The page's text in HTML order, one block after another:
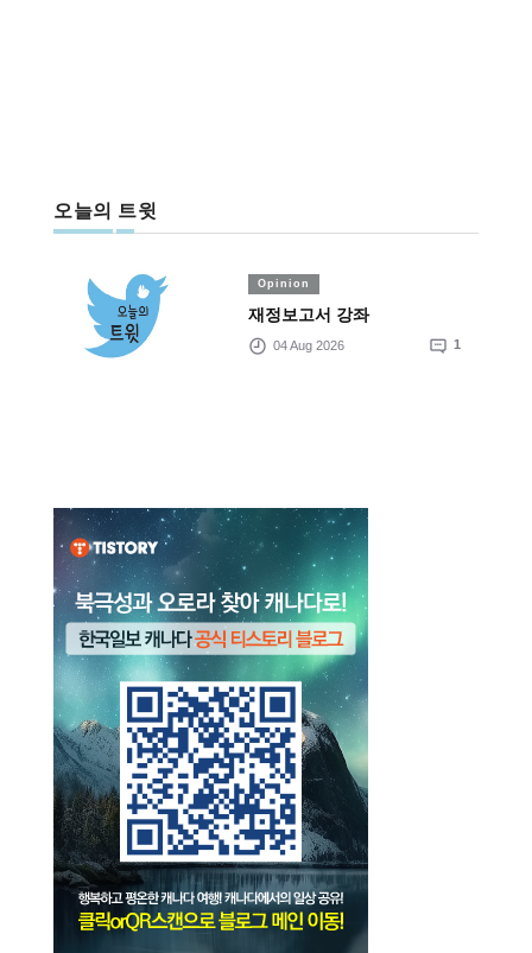
오늘의 트윗
Opinion
재정보고서 강좌
04 Aug 2026 1